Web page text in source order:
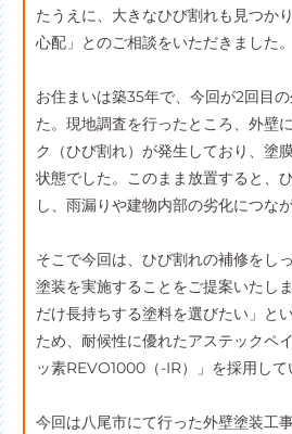
たうえに、大きなひび割れも見つか
心配」とのご相談をいただきました。
お住まいは築35年で、今回が2回目
た。現地調査を行ったところ、外壁
ク（ひび割れ）が発生しており、塗
状態でした。このまま放置すると、
し、雨漏りや建物内部の劣化につな
そこで今回は、ひび割れの補修をし
塗装を実施することをご提案いたし
だけ長持ちする塗料を選びたい」と
ため、耐候性に優れたアステックペ
ッ素REVO1000（-IR）」を採用して
今回は八尾市にて行った外壁塗装工